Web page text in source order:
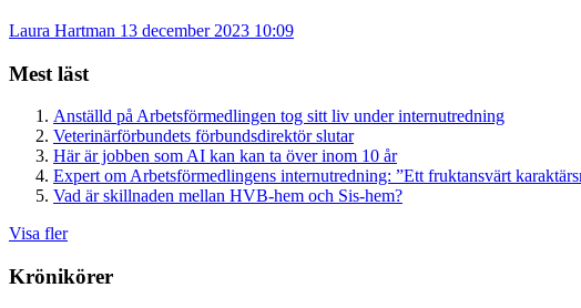
Laura Hartman 13 december 2023 10:09
Mest läst
Anställd på Arbetsförmedlingen tog sitt liv under internutredning
Veterinärförbundets förbundsdirektör slutar
Här är jobben som AI kan kan ta över inom 10 år
Expert om Arbetsförmedlingens internutredning: ”Ett fruktansvärt
Vad är skillnaden mellan HVB-hem och Sis-hem?
Visa fler
Krönikörer